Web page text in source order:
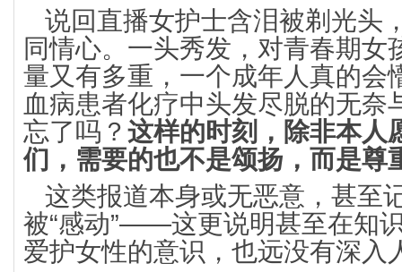
说回直播女护士含泪被剃光头
同情心。一头秀发，对青春期女
量又有多重，一个成年人真的会
血病患者化疗中头发尽脱的无奈
忘了吗？ 这样的时刻，除非本人
们，需要的也不是颂扬，而是尊
这类报道本身或无恶意，甚至
被“感动”——这更说明甚至在知
爱护女性的意识，也远没有深入